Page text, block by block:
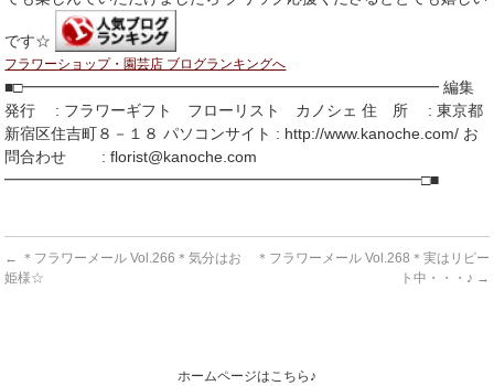
です☆
フラワーショップ・園芸店 ブログランキングへ
■□━━━━━━━━━━━━━━━━━━━━━━━━━━━ 編集
発行 : フラワーギフト フローリスト カノシェ 住 所 : 東京都
新宿区住吉町８－１８ パソコンサイト : http://www.kanoche.com/ お
問合わせ : florist@kanoche.com
━━━━━━━━━━━━━━━━━━━━━━━━━━━□■
← ＊フラワーメール Vol.266＊気分はお
姫様☆
＊フラワーメール Vol.268＊実はリピー
ト中・・・♪ →
ホームページはこちら♪